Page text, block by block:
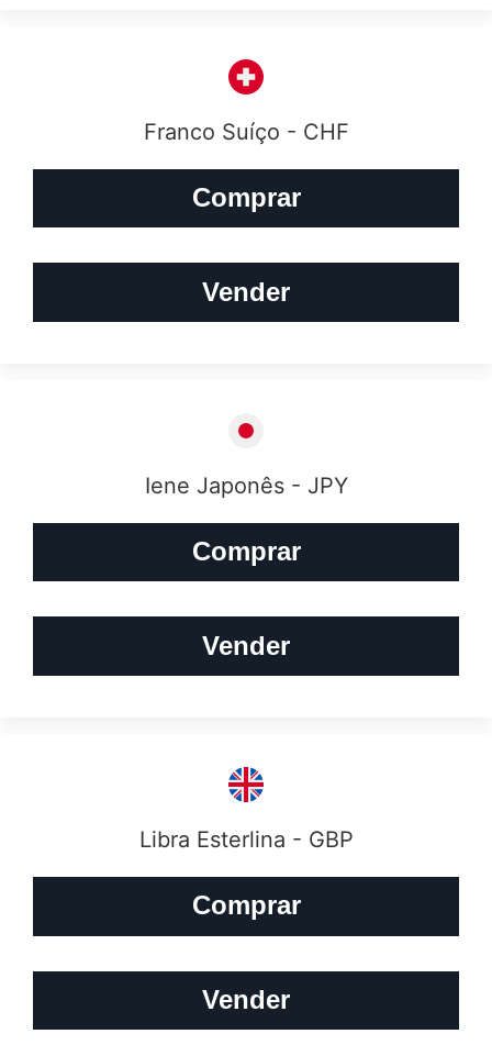
Franco Suíço - CHF
Comprar
Vender
Iene Japonês - JPY
Comprar
Vender
Libra Esterlina - GBP
Comprar
Vender